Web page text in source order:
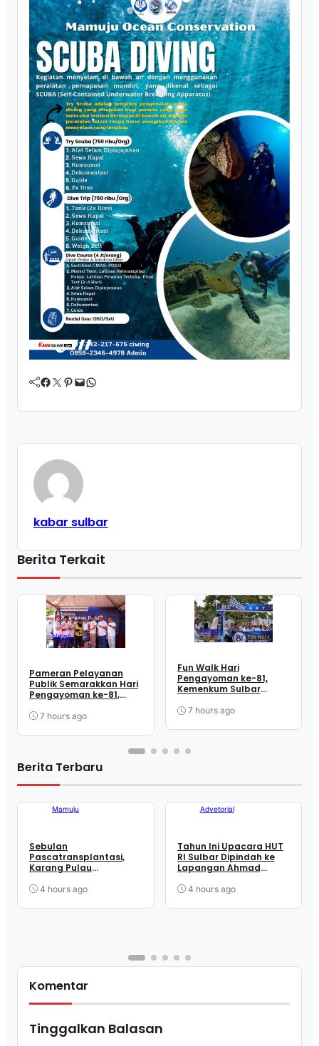
Facebook Twitter Pinterest Mail WhatsApp
kabar sulbar
Berita Terkait
News
Pameran Pelayanan
Publik Semarakkan Hari
Pengayoman ke-81,
Dekatkan Layanan ke
7 hours ago
News
Fun Walk Hari
Pengayoman ke-81,
Kemenkum Sulbar
Perkuat Kebersamaan
7 hours ago
Berita Terbaru
Mamuju
Sebulan
Pascatransplantasi,
Karang Pulau
Dimonitor
4 hours ago
Advetorial
Tahun Ini Upacara HUT
RI Sulbar Dipindah ke
Lapangan Ahmad
4 hours ago
Komentar
Tinggalkan Balasan